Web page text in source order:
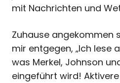
mit Nachrichten und
Zuhause angekommen
mir entgegen, „Ich lese
was Merkel, Johnson
eingeführt wird!